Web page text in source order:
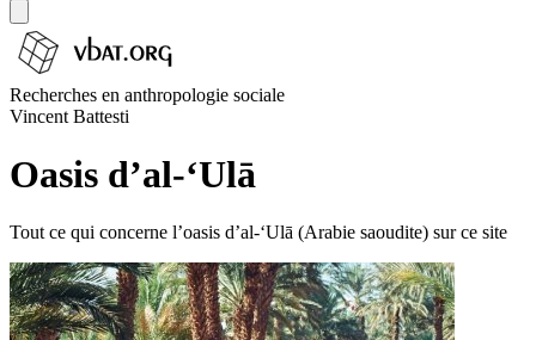
Recherches en anthropologie sociale
Vincent Battesti
Oasis d’al-‘Ulā
Tout ce qui concerne l’oasis d’al-‘Ulā (Arabie saoudite) sur ce site